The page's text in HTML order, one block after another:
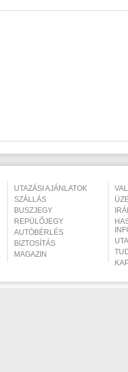
UTAZÁSI AJÁNLATOK
SZÁLLÁS
BUSZJEGY
REPÜLŐJEGY
AUTÓBÉRLÉS
BIZTOSÍTÁS
MAGAZIN